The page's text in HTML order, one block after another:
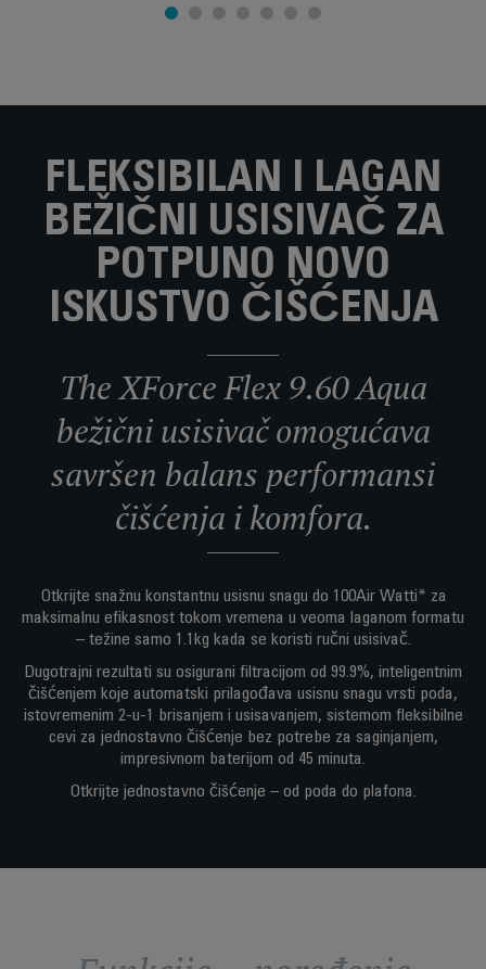
FLEKSIBILAN I LAGAN
BEŽIČNI USISIVAČ ZA
POTPUNO NOVO
ISKUSTVO ČIŠĆENJA
The XForce Flex 9.60 Aqua
bežični usisivač omogućava
savršen balans performansi
čišćenja i komfora.
Otkrijte snažnu konstantnu usisnu snagu do 100Air Watti* za
maksimalnu efikasnost tokom vremena u veoma laganom formatu
– težine samo 1.1kg kada se koristi ručni usisivač.
Dugotrajni rezultati su osigurani filtracijom od 99.9%, inteligentnim
čišćenjem koje automatski prilagođava usisnu snagu vrsti poda,
istovremenim 2-u-1 brisanjem i usisavanjem, sistemom fleksibilne
cevi za jednostavno čišćenje bez potrebe za saginjanjem,
impresivnom baterijom od 45 minuta.
Otkrijte jednostavno čišćenje – od poda do plafona.